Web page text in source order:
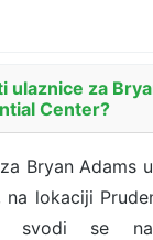
ulaznice za
Center?
Bryan Adams
lokaciji
svodi se